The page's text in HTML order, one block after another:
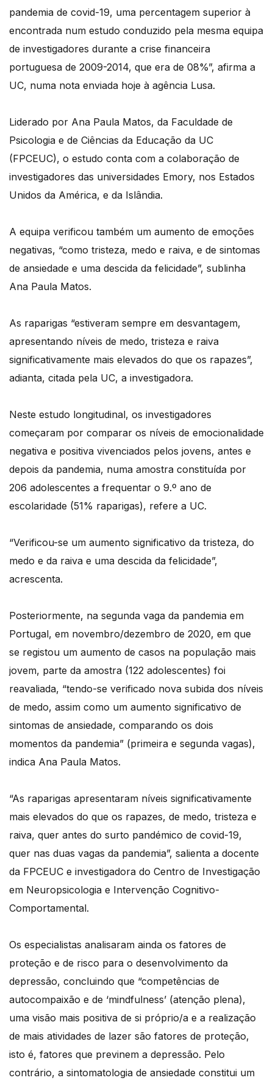
pandemia de covid-19, uma percentagem superior à
encontrada num estudo conduzido pela mesma equipa
de investigadores durante a crise financeira
portuguesa de 2009-2014, que era de 08%”, afirma a
UC, numa nota enviada hoje à agência Lusa.
Liderado por Ana Paula Matos, da Faculdade de
Psicologia e de Ciências da Educação da UC
(FPCEUC), o estudo conta com a colaboração de
investigadores das universidades Emory, nos Estados
Unidos da América, e da Islândia.
A equipa verificou também um aumento de emoções
negativas, “como tristeza, medo e raiva, e de sintomas
de ansiedade e uma descida da felicidade”, sublinha
Ana Paula Matos.
As raparigas “estiveram sempre em desvantagem,
apresentando níveis de medo, tristeza e raiva
significativamente mais elevados do que os rapazes”,
adianta, citada pela UC, a investigadora.
Neste estudo longitudinal, os investigadores
começaram por comparar os níveis de emocionalidade
negativa e positiva vivenciados pelos jovens, antes e
depois da pandemia, numa amostra constituída por
206 adolescentes a frequentar o 9.º ano de
escolaridade (51% raparigas), refere a UC.
“Verificou-se um aumento significativo da tristeza, do
medo e da raiva e uma descida da felicidade”,
acrescenta.
Posteriormente, na segunda vaga da pandemia em
Portugal, em novembro/dezembro de 2020, em que
se registou um aumento de casos na população mais
jovem, parte da amostra (122 adolescentes) foi
reavaliada, “tendo-se verificado nova subida dos níveis
de medo, assim como um aumento significativo de
sintomas de ansiedade, comparando os dois
momentos da pandemia” (primeira e segunda vagas),
indica Ana Paula Matos.
“As raparigas apresentaram níveis significativamente
mais elevados do que os rapazes, de medo, tristeza e
raiva, quer antes do surto pandémico de covid-19,
quer nas duas vagas da pandemia”, salienta a docente
da FPCEUC e investigadora do Centro de Investigação
em Neuropsicologia e Intervenção Cognitivo-
Comportamental.
Os especialistas analisaram ainda os fatores de
proteção e de risco para o desenvolvimento da
depressão, concluindo que “competências de
autocompaixão e de ‘mindfulness’ (atenção plena),
uma visão mais positiva de si próprio/a e a realização
de mais atividades de lazer são fatores de proteção,
isto é, fatores que previnem a depressão. Pelo
contrário, a sintomatologia de ansiedade constitui um